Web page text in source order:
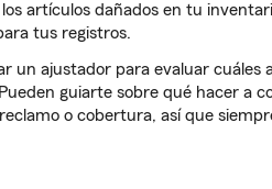
artículos dañados en tu
tus registros.
un ajustador para evaluar cuáles
guiarte sobre qué hacer a
o cobertura, así que